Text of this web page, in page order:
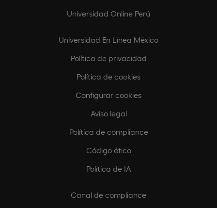
Universidad Online Perú
Universidad En Línea México
Política de privacidad
Política de cookies
Configurar cookies
Aviso legal
Política de compliance
Código ético
Política de IA
Canal de compliance